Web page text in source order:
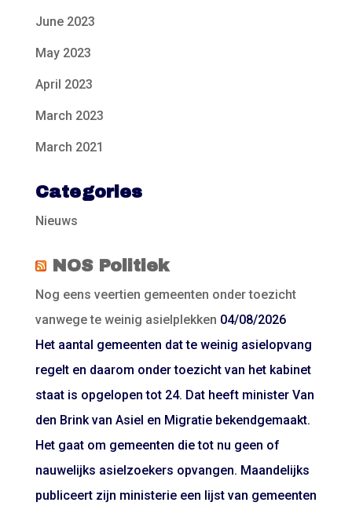
June 2023
May 2023
April 2023
March 2023
March 2021
Categories
Nieuws
NOS Politiek
Nog eens veertien gemeenten onder toezicht
vanwege te weinig asielplekken 04/08/2026
Het aantal gemeenten dat te weinig asielopvang
regelt en daarom onder toezicht van het kabinet
staat is opgelopen tot 24. Dat heeft minister Van
den Brink van Asiel en Migratie bekendgemaakt.
Het gaat om gemeenten die tot nu geen of
nauwelijks asielzoekers opvangen. Maandelijks
publiceert zijn ministerie een lijst van gemeenten